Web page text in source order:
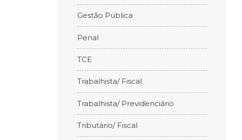
Gestão Pública
Penal
TCE
Trabalhista/ Fiscal
Trabalhista/ Previdenciário
Tributário/ Fiscal